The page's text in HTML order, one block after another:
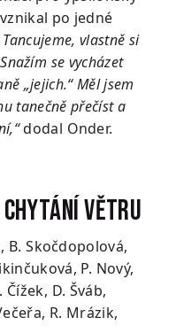
po jedné
vlastně si
se vycházet
„jejich.“ Měl jsem
tanečně přečíst a
dodal Onder.
Chytání větru
B. Skočdopolová,
P. Nový,
D. Šváb,
R. Mrázik,